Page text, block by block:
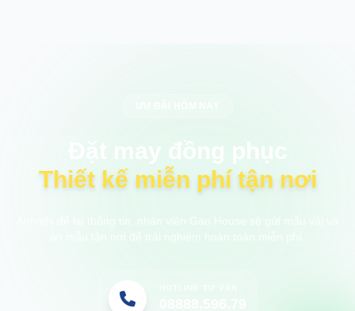
Đặt may đồng phục
Thiết kế miễn phí tận nơi